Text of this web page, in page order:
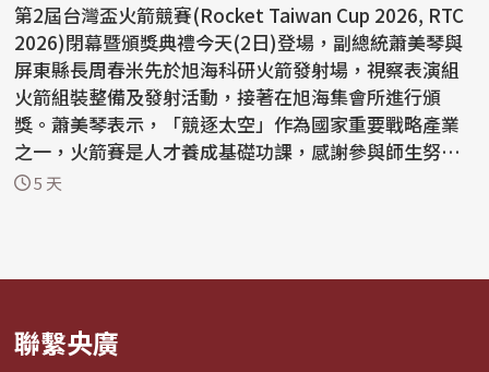
第2屆台灣盃火箭競賽(Rocket Taiwan Cup 2026, RTC
2026)閉幕暨頒獎典禮今天(2日)登場，副總統蕭美琴與
屏東縣長周春米先於旭海科研火箭發射場，視察表演組
火箭組裝整備及發射活動，接著在旭海集會所進行頒
獎。蕭美琴表示，「競逐太空」作為國家重要戰略產業
之一，火箭賽是人才養成基礎功課，感謝參與師生努
力。 蕭副總...
5 天
聯繫央廣